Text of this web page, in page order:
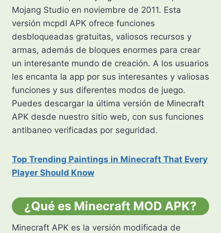
Mojang Studio en noviembre de 2011. Esta
versión mcpdl APK ofrece funciones
desbloqueadas gratuitas, valiosos recursos y
armas, además de bloques enormes para crear
un interesante mundo de creación. A los usuarios
les encanta la app por sus interesantes y valiosas
funciones y sus diferentes modos de juego.
Puedes descargar la última versión de Minecraft
APK desde nuestro sitio web, con sus funciones
antibaneo verificadas por seguridad.
Top Trending Paintings in Minecraft That Every
Player Should Know
¿Qué es Minecraft MOD APK?
Minecraft APK es la versión modificada de